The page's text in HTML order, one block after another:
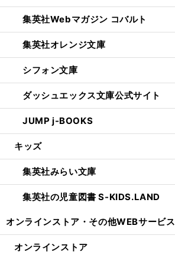
集英社Webマガジン コバルト
集英社オレンジ文庫
シフォン文庫
ダッシュエックス文庫公式サイト
JUMP j-BOOKS
キッズ
集英社みらい文庫
集英社の児童図書 S-KIDS.LAND
オンラインストア・ その他WEBサービス
オンラインストア